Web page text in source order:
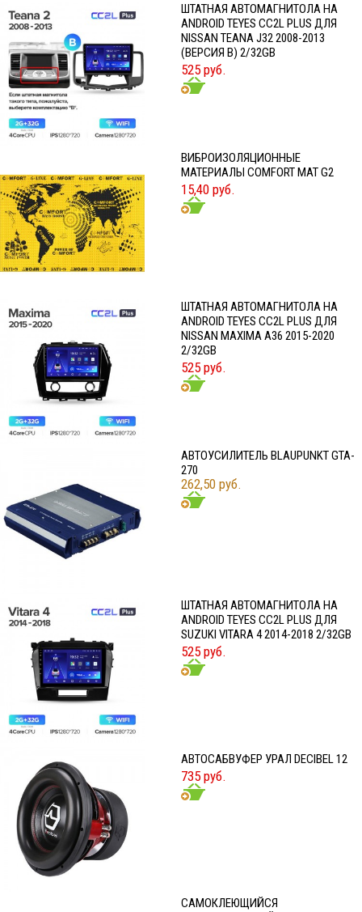
ШТАТНАЯ АВТОМАГНИТОЛА НА
ANDROID TEYES CC2L PLUS ДЛЯ
NISSAN TEANA J32 2008-2013
(ВЕРСИЯ B) 2/32GB
525 руб.
ВИБРОИЗОЛЯЦИОННЫЕ
МАТЕРИАЛЫ COMFORT MAT G2
15,40 руб.
ШТАТНАЯ АВТОМАГНИТОЛА НА
ANDROID TEYES CC2L PLUS ДЛЯ
NISSAN MAXIMA A36 2015-2020
2/32GB
525 руб.
АВТОУСИЛИТЕЛЬ BLAUPUNKT GTA-
270
262,50 руб.
ШТАТНАЯ АВТОМАГНИТОЛА НА
ANDROID TEYES CC2L PLUS ДЛЯ
SUZUKI VITARA 4 2014-2018 2/32GB
525 руб.
АВТОСАБВУФЕР УРАЛ DECIBEL 12
735 руб.
CАМОКЛЕЮЩИЙСЯ